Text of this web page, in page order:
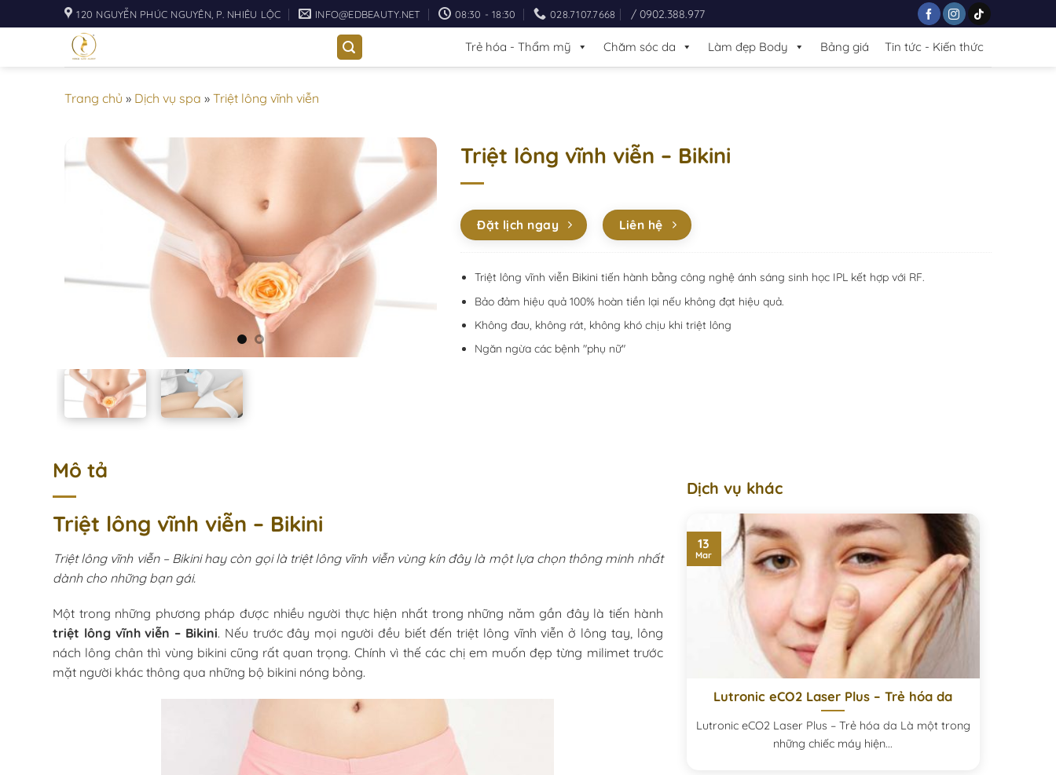
to
120 NGUYỄN PHÚC NGUYÊN, P. NHIÊU LỘC INFO@EDBEAUTY.NET 08:30 - 18:30 028.7107.7668 / 0902.388.977
Trẻ hóa - Thẩm mỹ Chăm sóc da Làm đẹp Body Bảng giá Tin tức - Kiến thức
Trang chủ » Dịch vụ spa » Triệt lông vĩnh viễn
Triệt lông vĩnh viễn – Bikini
Đặt lịch ngay Liên hệ
Triệt lông vĩnh viễn Bikini tiến hành bằng công nghệ ánh sáng sinh học IPL kết hợp với RF.
Bảo đảm hiệu quả 100% hoàn tiền lại nếu không đạt hiệu quả.
Không đau, không rát, không khó chịu khi triệt lông
Ngăn ngừa các bệnh "phụ nữ"
Mô tả
Triệt lông vĩnh viễn – Bikini
Triệt lông vĩnh viễn – Bikini hay còn gọi là triệt lông vĩnh viễn vùng kín đây là một lựa chọn thông minh nhất
dành cho những bạn gái.
Một trong những phương pháp được nhiều người thực hiện nhất trong những năm gần đây là tiến hành
triệt lông vĩnh viễn – Bikini. Nếu trước đây mọi người đều biết đến triệt lông vĩnh viễn ở lông tay, lông
nách lông chân thì vùng bikini cũng rất quan trọng. Chính vì thế các chị em muốn đẹp từng milimet trước
mặt người khác thông qua những bộ bikini nóng bỏng.
Dịch vụ khác
Lutronic eCO2 Laser Plus – Trẻ hóa da
Lutronic eCO2 Laser Plus – Trẻ hóa da Là một trong
những chiếc máy hiện...
13
Mar